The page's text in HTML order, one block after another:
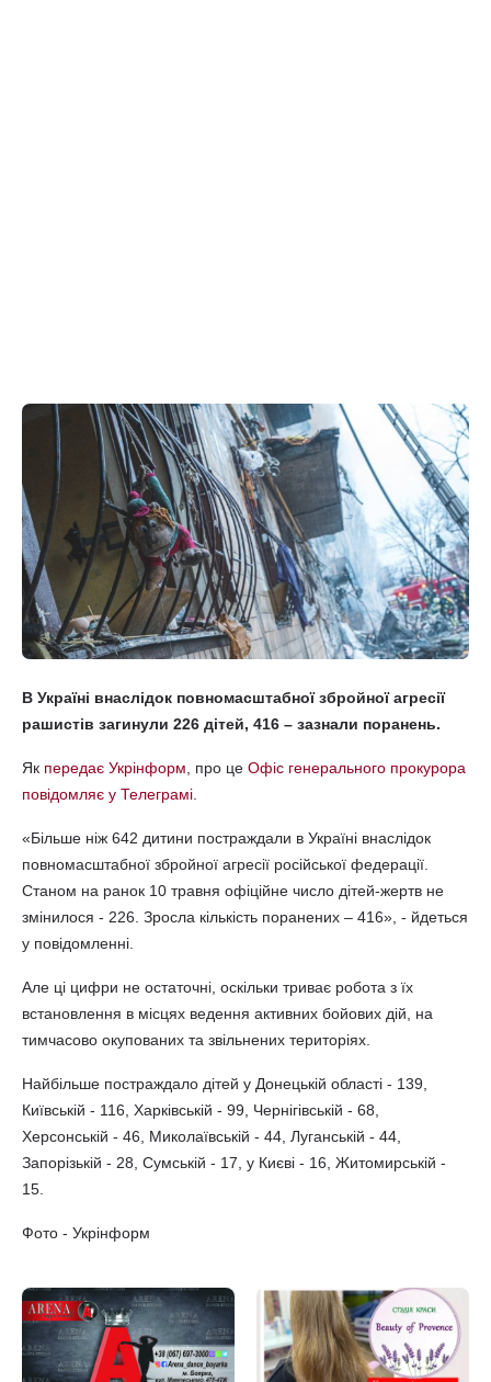
В Україні внаслідок повномасштабної збройної агресії
рашистів загинули 226 дітей, 416 – зазнали поранень.
Як передає Укрінформ , про це Офіс генерального прокурора
повідомляє у Телеграмі
«Більше ніж 642 дитини постраждали в Україні внаслідок
повномасштабної збройної агресії російської федерації.
Станом на ранок 10 травня офіційне число дітей-жертв не
змінилося - 226. Зросла кількість поранених – 416», - йдеться
у повідомленні.
Але ці цифри не остаточні, оскільки триває робота з їх
встановлення в місцях ведення активних бойових дій, на
тимчасово окупованих та звільнених територіях.
Найбільше постраждало дітей у Донецькій області - 139,
Київській - 116, Харківській - 99, Чернігівській - 68,
Херсонській - 46, Миколаївській - 44, Луганській - 44,
Запорізькій - 28, Сумській - 17, у Києві - 16, Житомирській -
15.
Фото - Укрінформ